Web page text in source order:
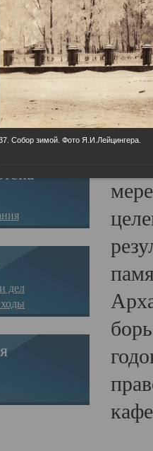
за веру в
Севере”
дел
Собор зимой. Фото Я.И.Лейцингера.